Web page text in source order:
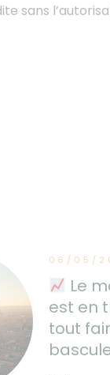
sans
06/05/
Le
est en
tout